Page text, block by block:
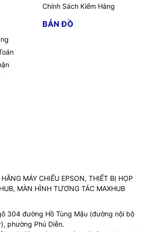
Chính Sách Kiểm Hàng
BẢN ĐỒ
MÁY CHIẾU EPSON, THIẾT BỊ HỌP
MÀN HÌNH TƯƠNG TÁC MAXHUB
304 đường Hồ Tùng Mậu (đường nội bộ
phường Phú Diễn.